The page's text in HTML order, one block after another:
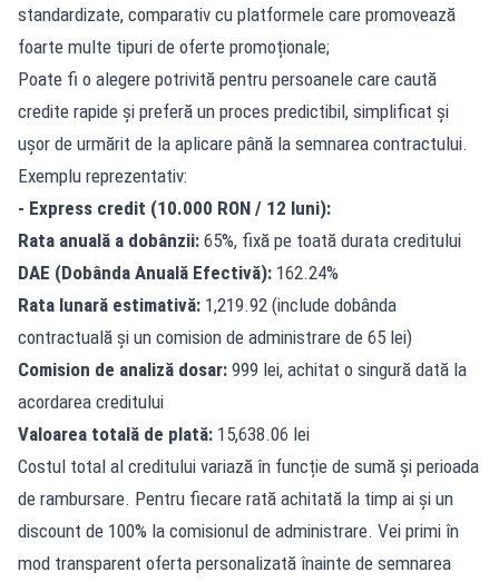
standardizate, comparativ cu platformele care promovează
foarte multe tipuri de oferte promoționale;
Poate fi o alegere potrivită pentru persoanele care caută
credite rapide și preferă un proces predictibil, simplificat și
ușor de urmărit de la aplicare până la semnarea contractului.
Exemplu reprezentativ:
- Express credit (10.000 RON / 12 luni):
Rata anuală a dobânzii: 65%, fixă pe toată durata creditului
DAE (Dobânda Anuală Efectivă): 162.24%
Rata lunară estimativă: 1,219.92 (include dobânda
contractuală și un comision de administrare de 65 lei)
Comision de analiză dosar: 999 lei, achitat o singură dată la
acordarea creditului
Valoarea totală de plată: 15,638.06 lei
Costul total al creditului variază în funcție de sumă și perioada
de rambursare. Pentru fiecare rată achitată la timp ai și un
discount de 100% la comisionul de administrare. Vei primi în
mod transparent oferta personalizată înainte de semnarea